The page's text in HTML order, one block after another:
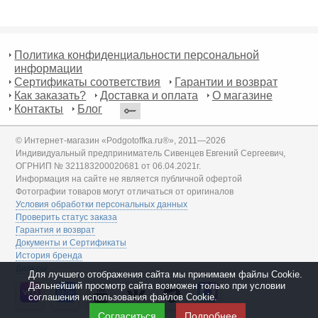
Политика конфиденциальности персональной
информации
Сертификаты соответствия
Гарантии и возврат
Как заказать?
Доставка и оплата
О магазине
Контакты
Блог
© Интернет-магазин «Podgotoffka.ru®», 2011—2026
Индивидуальный предприниматель Сивенцев Евгений Сергеевич,
ОГРНИП № 321183200020681 от 06.04.2021г.
Информация на сайте не является публичной офертой
Фотографии товаров могут отличаться от оригиналов
Условия обработки персональных данных
Проверить статус заказа
Гарантия и возврат
Документы и Сертификаты
История бренда
Для лучшего отображения сайта мы принимаем файлы Cookie.
Дальнейший просмотр сайта возможен только при условии
соглашения использования файлов Cookie.